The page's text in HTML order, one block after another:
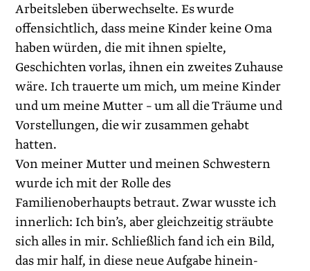
Arbeitsleben überwechselte. Es wurde
offensichtlich, dass meine Kinder keine Oma
haben würden, die mit ihnen spielte,
Geschichten vorlas, ihnen ein zweites Zuhause
wäre. Ich trauerte um mich, um meine Kinder
und um meine Mutter – um all die Träume und
Vorstellungen, die wir zusammen gehabt
hatten.
Von meiner Mutter und meinen Schwestern
wurde ich mit der Rolle des
Familienoberhaupts betraut. Zwar wusste ich
innerlich: Ich bin’s, aber gleichzeitig sträubte
sich alles in mir. Schließlich fand ich ein Bild,
das mir half, in diese neue Aufgabe hinein­